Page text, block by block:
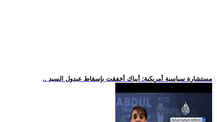
.. مستشارة سياسية أمريكية: أيباك أخفقت بإسقاط عبدول السيد